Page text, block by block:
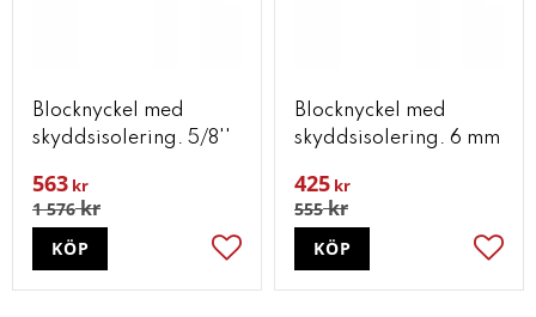
Blocknyckel med
skyddsisolering. 5/8''
563 kr
1 576kr
Lägg till i favoriter
KÖP
Blocknyckel med
skyddsisolering. 6 mm
425 kr
555kr
KÖP